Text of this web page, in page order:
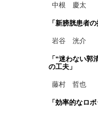
中根 慶太
「新膀胱患者
岩谷 洸介
「“迷わない
の工夫」
藤村 哲也
「効率的なロ